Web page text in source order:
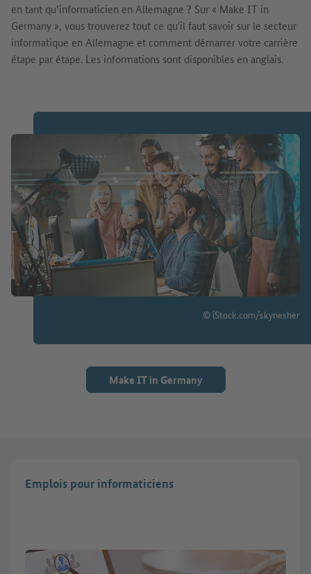
en tant qu’informaticien en Allemagne ? Sur « Make IT in
Germany », vous trouverez tout ce qu'il faut savoir sur le secteur
informatique en Allemagne et comment démarrer votre carrière
étape par étape. Les informations sont disponibles en anglais.
Make IT in Germany
© iStock.com/skynesher
Emplois pour informaticiens